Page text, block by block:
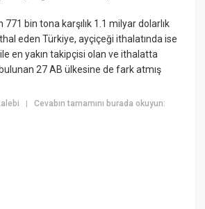
771 bin tona karşılık 1.1 milyar dolarlık
eden Türkiye, ayçiçeği ithalatında ise
en yakın takipçisi olan ve ithalatta
27 AB ülkesine de fark atmış
|Cevabın tamamını burada okuyun: